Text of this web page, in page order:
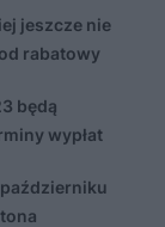
jeszcze nie
rabatowy
będą
wypłat